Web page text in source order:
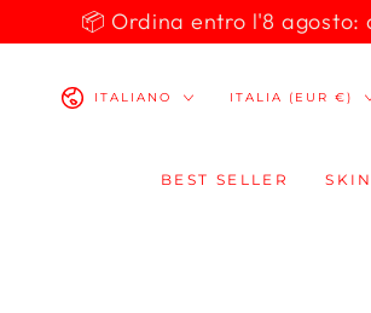
PASSA AL
CONTENUTO
📦 Ordina entro l'8 agosto:
LinguaITALIANO
Paese/Area
ITALIA (EUR €)
BEST SELLER